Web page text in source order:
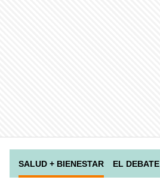
SALUD + BIENESTAR EL DEBATE